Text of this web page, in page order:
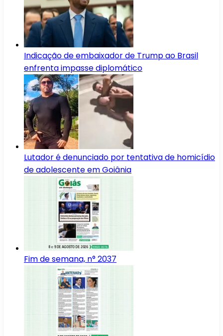
Indicação de embaixador de Trump ao Brasil
enfrenta impasse diplomático
Lutador é denunciado por tentativa de homicídio
de adolescente em Goiânia
Fim de semana, n° 2037